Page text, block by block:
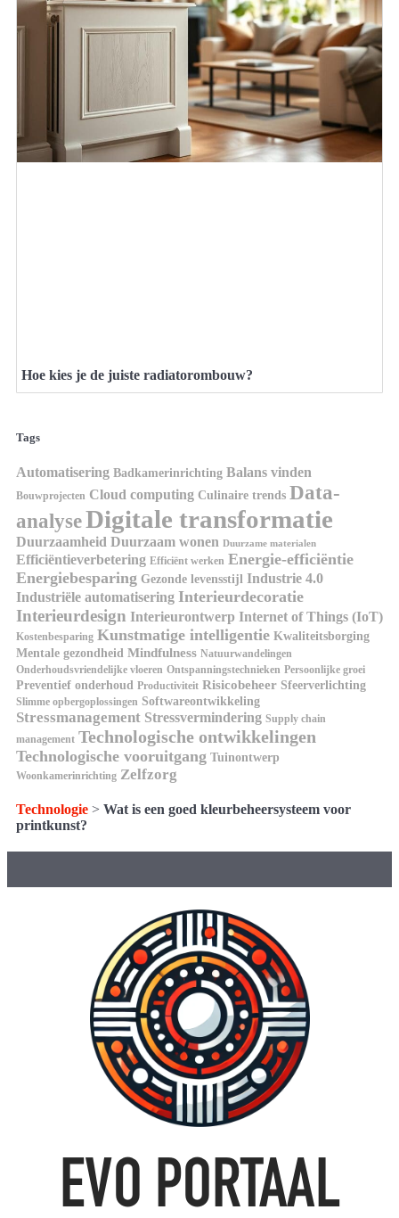
Hoe kies je de juiste radiatorombouw?
Tags
Automatisering Badkamerinrichting Balans vinden
Bouwprojecten Cloud computing Culinaire trends Data-
analyseDigitale transformatie
Duurzaamheid Duurzaam wonen Duurzame materialen
Efficiëntieverbetering Efficiënt werken Energie-efficiëntie
Energiebesparing Gezonde levensstijl Industrie 4.0
Industriële automatisering Interieurdecoratie
Interieurdesign Interieurontwerp Internet of Things (IoT)
Kostenbesparing Kunstmatige intelligentie Kwaliteitsborging
Mentale gezondheid Mindfulness Natuurwandelingen
Onderhoudsvriendelijke vloeren Ontspanningstechnieken Persoonlijke groei
Preventief onderhoud Productiviteit Risicobeheer Sfeerverlichting
Slimme opbergoplossingen Softwareontwikkeling
Stressmanagement Stressvermindering Supply chain
management Technologische ontwikkelingen
Technologische vooruitgang Tuinontwerp
Woonkamerinrichting Zelfzorg
Technologie > Wat is een goed kleurbeheersysteem voor
printkunst?